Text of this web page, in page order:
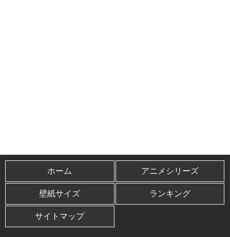
ホーム アニメシリーズ
壁紙サイズ ランキング
サイトマップ